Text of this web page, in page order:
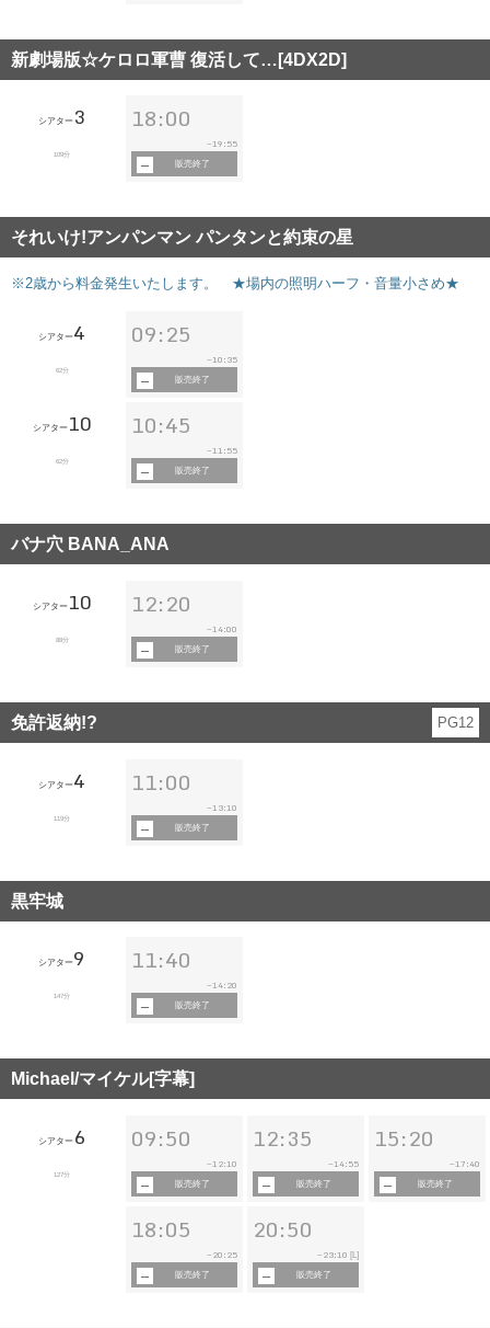
新劇場版☆ケロロ軍曹 復活して…[4DX2D]
シアター 3
109分
18:00
~19:55
販売終了
それいけ!アンパンマン パンタンと約束の星
※2歳から料金発生いたします。 ★場内の照明ハーフ・音量小さめ★
シアター4
62分
09:25
~10:35
販売終了
シアター10
62分
10:45
~11:55
販売終了
バナ穴 BANA_ANA
シアター10
88分
12:20
~14:00
販売終了
免許返納!? PG12
シアター4
119分
11:00
~ 13:10
販売終了
黒牢城
シアター9
147分
11:40
~14:20
販売終了
Michael/マイケル[字幕]
シアター 6
127分
09:50
~12:10
販売終了
12:35
~14:55
販売終了
15:20
~17:40
販売終了
18:05
~ 20:25
販売終了
20:50
~ 23:10 [L]
販売終了